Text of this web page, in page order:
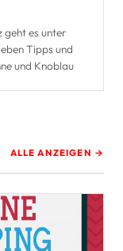
geht es unter
Tipps und
und Knoblau
ALLE ANZEIGEN →